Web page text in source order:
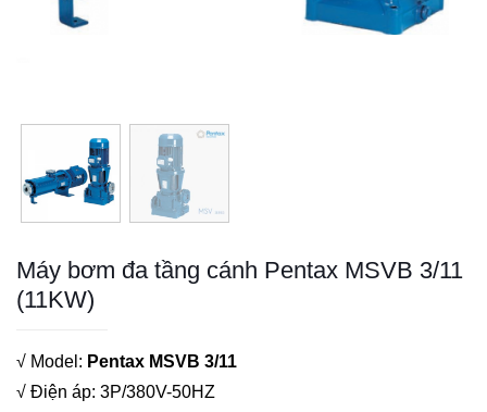
Máy bơm đa tầng cánh Pentax MSVB 3/11
(11KW)
√ Model: Pentax MSVB 3/11
√ Điện áp: 3P/380V-50HZ